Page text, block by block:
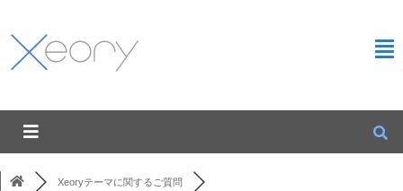
Xeoryテーマに関するご質問